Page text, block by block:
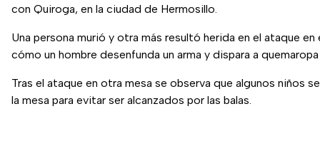
con Quiroga, en la ciudad de Hermosillo.
Una persona murió y otra más resultó herida en el ataque en
cómo un hombre desenfunda un arma y dispara a
Tras el ataque en otra mesa se observa que algunos niños
la mesa para evitar ser alcanzados por las balas.